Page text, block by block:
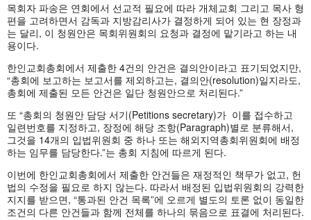
목회자 파송은 연회에서 선교적 필요에 따라 개체교회 그리고 목사 형
편을 고려하면서 감독과 지방감리사가 결정하게 되어 있는 현 장정과
는 달리, 이 청원안은 목회위원회의 요청과 결정에 맡기라고 하는 내
용이다.
한인교회총회에서 제출한 4건의 안건은 결의안이라고 표기되었지만,
“총회에 보고하는 보고서를 제외하고는, 결의안(resolution)일지라도,
총회에 제출된 모든 안건은 일단 청원안으로 처리된다.”
또 “총회의 청원안 담당 서기(Petitions secretary)가 이를 접수하고
일련번호를 지정하고, 장정에 해당 조항(Paragraph)별로 분류해서,
그것을 14개의 입법위원회 중 하나 또는 해외지역총회위원회에 배정
하는 임무를 담당한다.”는 총회 지침에 따르게 된다.
이번에 한인교회총회에서 제출한 안건들은 재정적인 책무가 없고, 헌
법의 수정을 필요로 하지 않는다. 따라서 배정된 입법위원회의 강력한
지지를 받으면, “통과된 안건 목록”에 오르게 별도의 토론 없이 동일한
조건의 다른 안건들과 함께 전체를 하나의 묶음으로 표결에 처리된다.